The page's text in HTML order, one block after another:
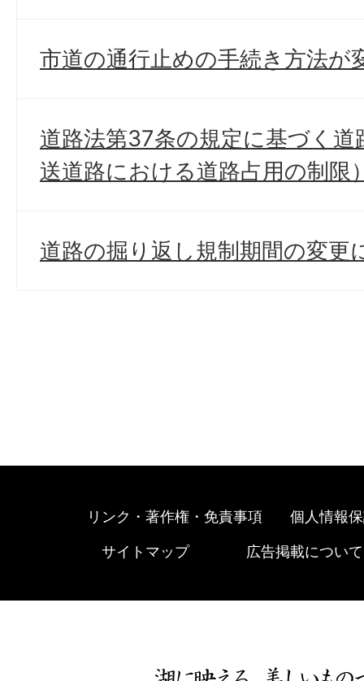
市道の通行止めの手続き方法が
道路法第37条の規定に基づく道
送道路における道路占用の制限
道路の掘り返し規制期間の変更
リンク・著作権・免責事項 個人情報
サイトマップ 広告掲載について